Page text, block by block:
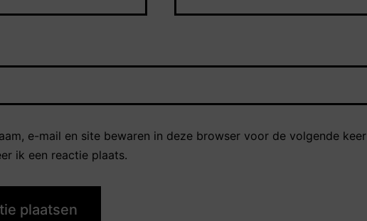
e-mail en site bewaren in deze browser voor de volgende keer
ik een reactie plaats.